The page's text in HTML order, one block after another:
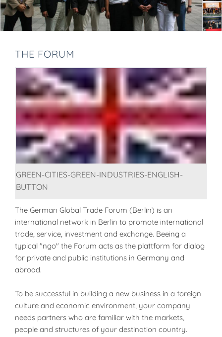
THE FORUM
GREEN-CITIES-GREEN-INDUSTRIES-ENGLISH-
BUTTON
The German Global Trade Forum (Berlin) is an
international network in Berlin to promote international
trade, service, investment and exchange. Beeing a
typical "ngo" the Forum acts as the plattform for dialog
for private and public institutions in Germany and
abroad.
To be successful in building a new business in a foreign
culture and economic environment, your company
needs partners who are familiar with the markets,
people and structures of your destination country.